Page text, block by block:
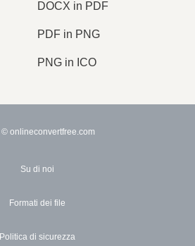
DOCX in PDF
PDF in PNG
PNG in ICO
© onlineconvertfree.com
Su di noi
Formati dei file
Politica di sicurezza